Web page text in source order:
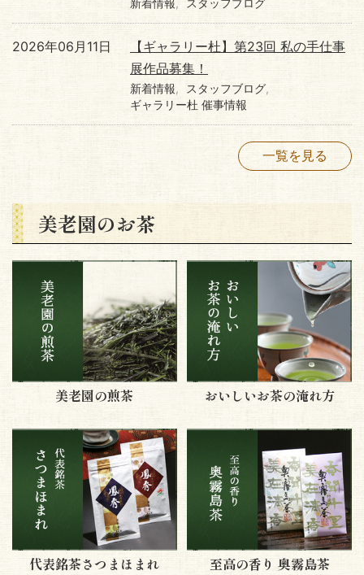
新着情報 スタッフブログ
【ギャラリー杜】第23回 私の手仕事
展作品募集！
2026年06月11日
新着情報
スタッフブログ
ギャラリー杜 催事情報
一覧を見る
美老園のお茶
美老園の煎茶 おいしいお茶の淹れ方
代表銘茶さつまほまれ 至高の香り 奥霧島茶